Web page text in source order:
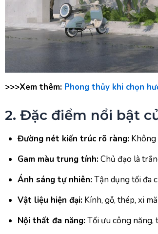
>>>Xem thêm: Phong thủy khi chọn
2. Đặc điểm nổi bật
Đường nét kiến trúc rõ ràng:Không
Gam màu trung tính:Chủ đạo là
Ánh sáng tự nhiên:Tận dụng tối đa
Vật liệu hiện đại:Kính, gỗ, thép, xi
Nội thất đa năng:Tối ưu công năng,